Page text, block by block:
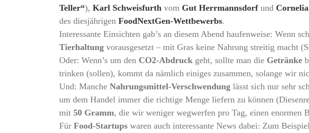
Teller“), Karl Schweisfurth vom Gut Herrmannsdorf und
des diesjährigen FoodNextGen-Wettbewerbs.
Interessante Einsichten gab’s an diesem Abend haufenweise: Wenn
Tierhaltung vorausgesetzt – mit Gras keine Nahrung streitig macht
Oder: Wenn’s um den CO2-Abdruck geht, sollte man die Getränke
trinken (sollen), kommt da nämlich einiges zusammen, solange wir
Und: Manche Nahrungsmittel-Verschwendung lässt sich nur sehr
um dem Handel immer die richtige Menge liefern zu können
mit 50 Gramm, die wir weniger wegwerfen pro Tag, einen enormen
Für Food-Startups waren auch interessante News dabei: Zum